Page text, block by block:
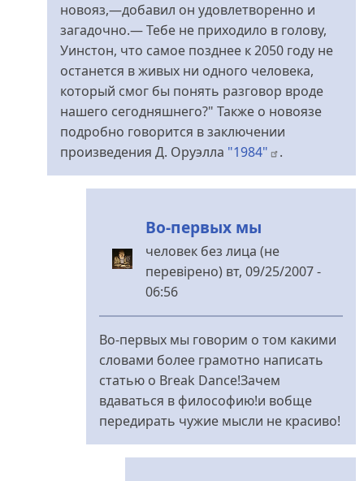
новояз,—добавил он удовлетворенно и
загадочно.— Тебе не приходило в голову,
Уинстон, что самое позднее к 2050 году не
останется в живых ни одного человека,
который смог бы понять разговор вроде
нашего сегодняшнего?" Также о новоязе
подробно говорится в заключении
произведения Д. Оруэлла "1984" .
Во-первых мы
человек без лица (не
перевірено) вт, 09/25/2007 -
06:56
У
до
Наверстывайте,
грызите
Logos
Во-первых мы говорим о том какими
словами более грамотно написать
статью о Break Dance!Зачем
вдаваться в философию!и вобще
передирать чужие мысли не красиво!